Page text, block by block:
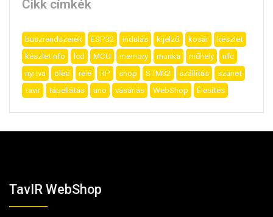
Cikk címkék
buszrendszerek ESP32 indulás kijelző kosár
készlet
készletinfo
lcd MCU memory munka műhely
nfc
nyitva
oled relé RP shop STM32 szállítás
szünet
tavir
tápellátás uno vásárlás WebShop Élesítés
TavIR WebShop